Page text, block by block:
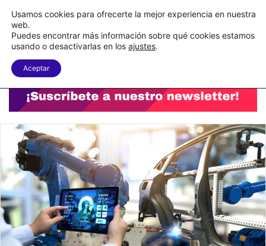
C&A México completa la implementación de su WMS en la nube
Menu
Usamos cookies para ofrecerte la mejor experiencia en nuestra
web.
Puedes encontrar más información sobre qué cookies estamos
usando o desactivarlas en los ajustes.
Aceptar